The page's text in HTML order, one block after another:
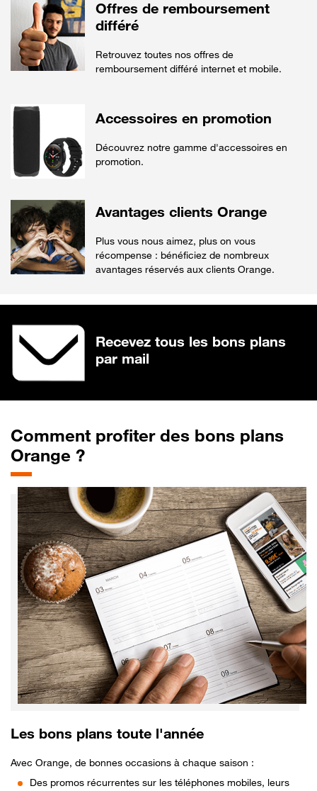
Offres de remboursement
différé
Retrouvez toutes nos offres de
remboursement différé internet et mobile.
Accessoires en promotion
Découvrez notre gamme d'accessoires en
promotion.
Avantages clients Orange
Plus vous nous aimez, plus on vous
récompense : bénéficiez de nombreux
avantages réservés aux clients Orange.
Recevez tous les bons plans
par mail
Comment profiter des bons plans
Orange ?
Les bons plans toute l'année
Avec Orange, de bonnes occasions à chaque saison :
Des promos récurrentes sur les téléphones mobiles, leurs